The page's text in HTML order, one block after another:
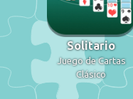
Solitario
Juego de Cartas
Clásico